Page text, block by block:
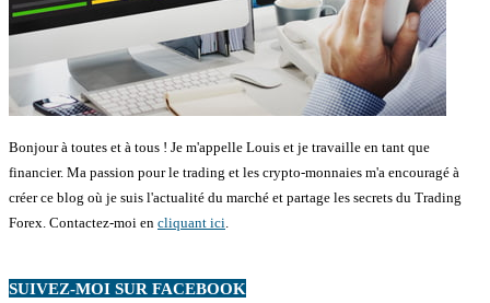
Bonjour à toutes et à tous ! Je m'appelle Louis et je travaille en tant que
financier. Ma passion pour le trading et les crypto-monnaies m'a encouragé à
créer ce blog où je suis l'actualité du marché et partage les secrets du Trading
Forex. Contactez-moi en cliquant ici
SUIVEZ-MOI SUR FACEBOOK